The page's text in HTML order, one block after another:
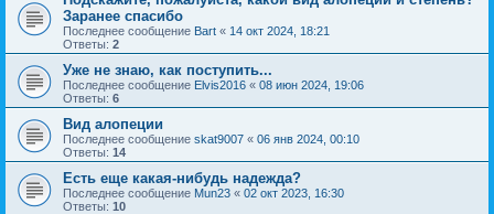
Заранее спасибо
Последнее сообщение Bart « 14 окт 2024, 18:21
Ответы: 2
Уже не знаю, как поступить...
Последнее сообщение Elvis2016 « 08 июн 2024, 19:06
Ответы: 6
Вид алопеции
Последнее сообщение skat9007 « 06 янв 2024, 00:10
Ответы: 14
Есть еще какая-нибудь надежда?
Последнее сообщение Mun23 « 02 окт 2023, 16:30
Ответы: 10